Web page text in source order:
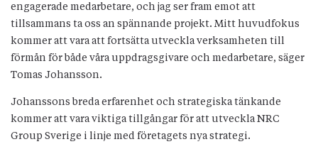
engagerade medarbetare, och jag ser fram emot att
tillsammans ta oss an spännande projekt. Mitt huvudfokus
kommer att vara att fortsätta utveckla verksamheten till
förmån för både våra uppdragsgivare och medarbetare, säger
Tomas Johansson.
Johanssons breda erfarenhet och strategiska tänkande
kommer att vara viktiga tillgångar för att utveckla NRC
Group Sverige i linje med företagets nya strategi.